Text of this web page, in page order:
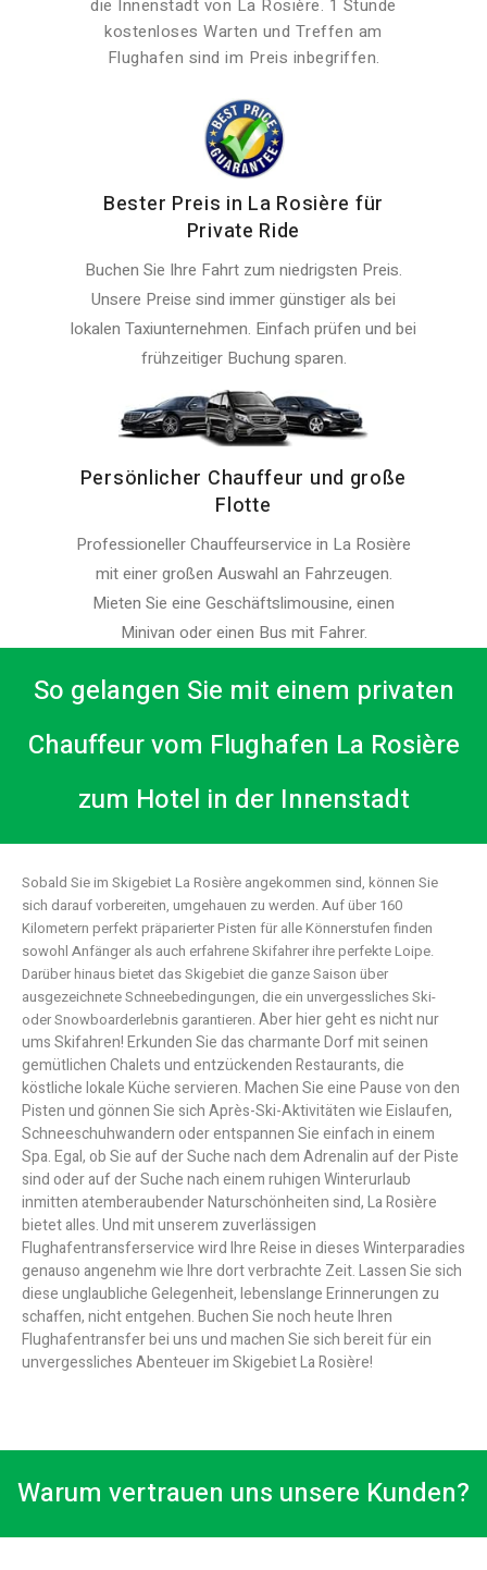
die Innenstadt von La Rosière. 1 Stunde
kostenloses Warten und Treffen am
Flughafen sind im Preis inbegriffen.
Bester Preis in La Rosière für
Private Ride
Buchen Sie Ihre Fahrt zum niedrigsten Preis.
Unsere Preise sind immer günstiger als bei
lokalen Taxiunternehmen. Einfach prüfen und bei
frühzeitiger Buchung sparen.
Persönlicher Chauffeur und große
Flotte
Professioneller Chauffeurservice in La Rosière
mit einer großen Auswahl an Fahrzeugen.
Mieten Sie eine Geschäftslimousine, einen
Minivan oder einen Bus mit Fahrer.
So gelangen Sie mit einem privaten
Chauffeur vom Flughafen La Rosière
zum Hotel in der Innenstadt
Sobald Sie im Skigebiet La Rosière angekommen sind, können Sie
sich darauf vorbereiten, umgehauen zu werden. Auf über 160
Kilometern perfekt präparierter Pisten für alle Könnerstufen finden
sowohl Anfänger als auch erfahrene Skifahrer ihre perfekte Loipe.
Darüber hinaus bietet das Skigebiet die ganze Saison über
ausgezeichnete Schneebedingungen, die ein unvergessliches Ski-
oder Snowboarderlebnis garantieren.Aber hier geht es nicht nur
ums Skifahren! Erkunden Sie das charmante Dorf mit seinen
gemütlichen Chalets und entzückenden Restaurants, die
köstliche lokale Küche servieren. Machen Sie eine Pause von den
Pisten und gönnen Sie sich Après-Ski-Aktivitäten wie Eislaufen,
Schneeschuhwandern oder entspannen Sie einfach in einem
Spa. Egal, ob Sie auf der Suche nach dem Adrenalin auf der Piste
sind oder auf der Suche nach einem ruhigen Winterurlaub
inmitten atemberaubender Naturschönheiten sind, La Rosière
bietet alles. Und mit unserem zuverlässigen
Flughafentransferservice wird Ihre Reise in dieses Winterparadies
genauso angenehm wie Ihre dort verbrachte Zeit. Lassen Sie sich
diese unglaubliche Gelegenheit, lebenslange Erinnerungen zu
schaffen, nicht entgehen. Buchen Sie noch heute Ihren
Flughafentransfer bei uns und machen Sie sich bereit für ein
unvergessliches Abenteuer im Skigebiet La Rosière!
Warum vertrauen uns unsere Kunden?